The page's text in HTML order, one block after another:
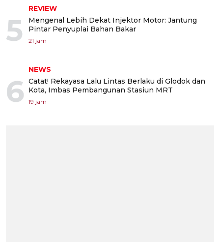
5
REVIEW
Mengenal Lebih Dekat Injektor Motor: Jantung
Pintar Penyuplai Bahan Bakar
21 jam
6
NEWS
Catat! Rekayasa Lalu Lintas Berlaku di Glodok dan
Kota, Imbas Pembangunan Stasiun MRT
19 jam